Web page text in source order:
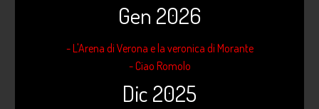
Gen 2026
- L'Arena di Verona e la veronica di Morante
- Ciao Romolo
Dic 2025